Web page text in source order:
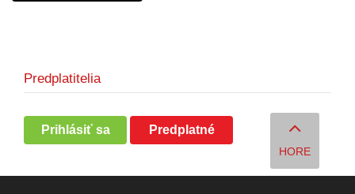
Predplatitelia
Prihlásiť sa Predplatné
HORE